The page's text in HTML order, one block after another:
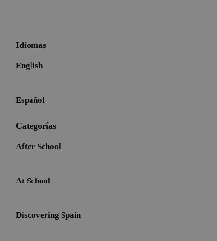
Idiomas
English
Español
Categorías
After School
At School
Discovering Spain